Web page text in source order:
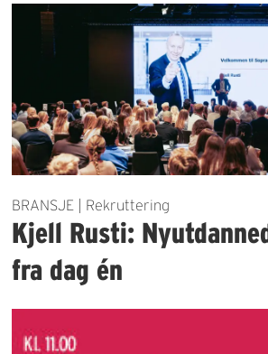
BRANSJE | Rekruttering
Kjell Rusti:
fra dag én